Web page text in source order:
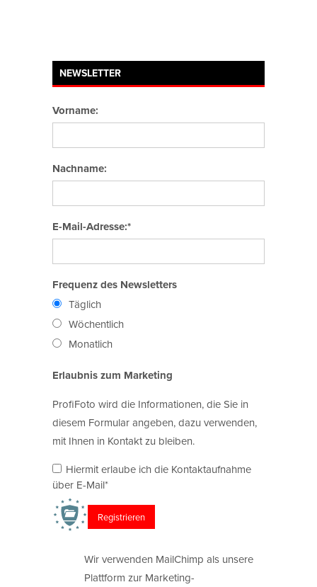
NEWSLETTER
Vorname:
Nachname:
E-Mail-Adresse:*
Frequenz des Newsletters
Täglich
Wöchentlich
Monatlich
Erlaubnis zum Marketing
ProfiFoto wird die Informationen, die Sie in
diesem Formular angeben, dazu verwenden,
mit Ihnen in Kontakt zu bleiben.
Hiermit erlaube ich die Kontaktaufnahme
über E-Mail*
Wir verwenden MailChimp als unsere
Plattform zur Marketing-